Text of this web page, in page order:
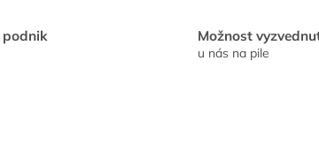
podnik Možnost
u nás na pile